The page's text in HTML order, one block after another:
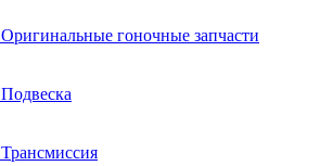
Оригинальные гоночные запчасти
Подвеска
Трансмиссия